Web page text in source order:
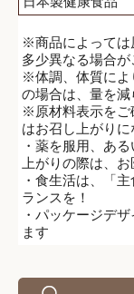
※商品によっては
多少異なる場合が
※体調、体質によ
の場合は、量を減
※原材料表示をご
はお召し上がりに
・薬を服用、あ
上がりの際は、
・食生活は、「
ランスを！
・パッケージデ
ます